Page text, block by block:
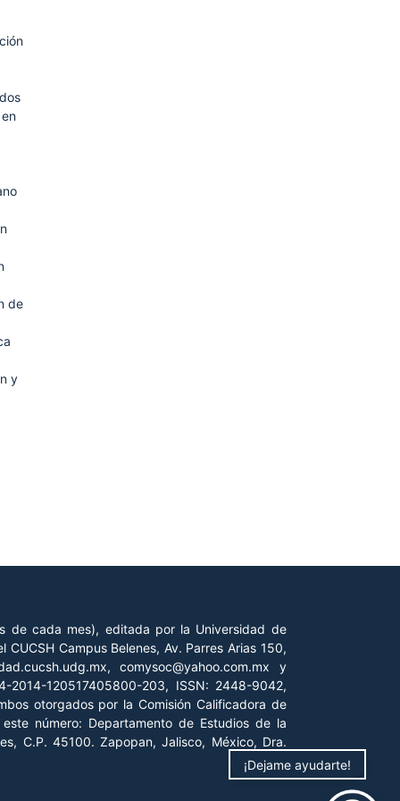
de
y
de cada mes), editada por la Universidad de
Campus Belenes, Av. Parres Arias 150,
comysoc@yahoo.com.mx y
2014-120517405800-203, ISSN: 2448-9042,
otorgados por la Comisión Calificadora de
número: Departamento de Estudios de la
C.P. 45100. Zapopan, Jalisco, México, Dra.
¡Dejame ayudarte!